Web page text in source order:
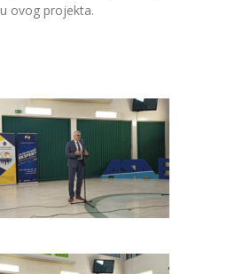
ovog projekta.